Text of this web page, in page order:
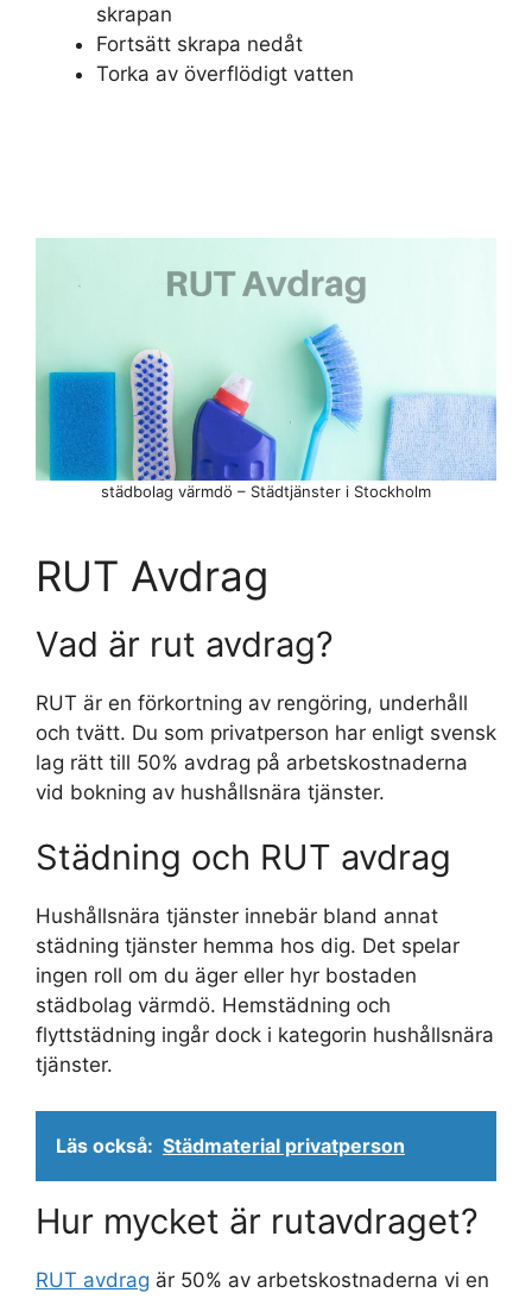
skrapan
Fortsätt skrapa nedåt
Torka av överflödigt vatten
RUT Avdrag
Vad är rut avdrag?
RUT är en förkortning av rengöring, underhåll
och tvätt. Du som privatperson har enligt svensk
lag rätt till 50% avdrag på arbetskostnaderna
vid bokning av hushållsnära tjänster.
Städning och RUT avdrag
Hushållsnära tjänster innebär bland annat
städning tjänster hemma hos dig. Det spelar
ingen roll om du äger eller hyr bostaden
städbolag värmdö. Hemstädning och
flyttstädning ingår dock i kategorin hushållsnära
tjänster.
Läs också: Städmaterial privatperson
Hur mycket är rutavdraget?
RUT avdrag är 50% av arbetskostnaderna vi en
städbolag värmdö – Städtjänster i Stockholm